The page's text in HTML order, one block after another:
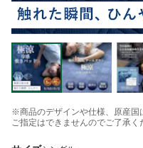
※商品のデザインや仕様、原産国
ご指定はできませんのでご了承く